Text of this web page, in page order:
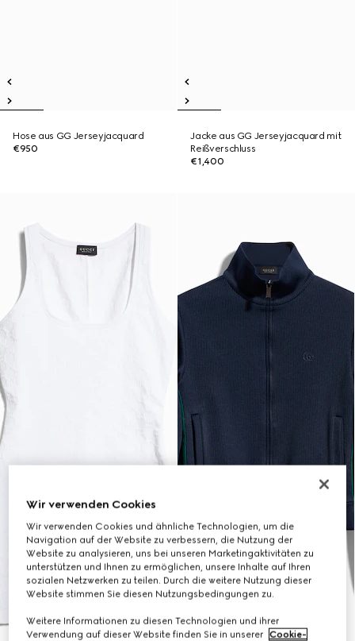
Hose aus GG Jerseyjacquard
€950
Jacke aus GG Jerseyjacquard mit
Reißverschluss
€1,400
Wir verwenden Cookies
Wir verwenden Cookies und ähnliche Technologien, um die
Navigation auf der Website zu verbessern, die Nutzung der
Website zu analysieren, uns bei unseren Marketingaktivitäten zu
unterstützen und Ihnen zu ermöglichen, unsere Inhalte auf Ihren
sozialen Netzwerken zu teilen. Durch die weitere Nutzung dieser
Website stimmen Sie diesen Nutzungsbedingungen zu.
Weitere Informationen zu diesen Technologien und ihrer
Verwendung auf dieser Website finden Sie in unserer Cookie-